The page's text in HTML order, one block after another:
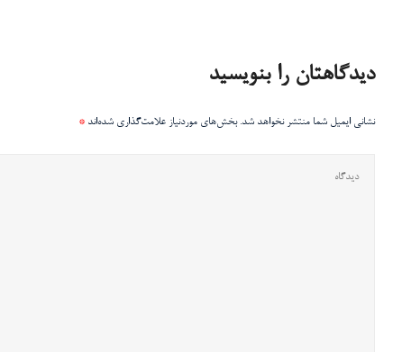
دیدگاهتان را بنویسید
نشانی ایمیل شما منتشر نخواهد شد. بخش‌های موردنیاز علامت‌گذاری شده‌اند *